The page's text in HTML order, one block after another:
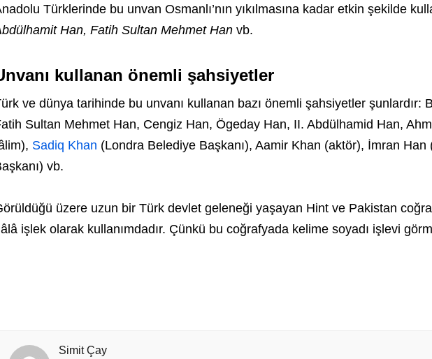
Türklerinde bu unvan Osmanlı’nın yıkılmasına kadar etkin şekilde
Han, Fatih Sultan Mehmet Hanvb.
kullanan önemli şahsiyetler
ve dünya tarihinde bu unvanı kullanan bazı önemli şahsiyetler şunlardır:
Sultan Mehmet Han, Cengiz Han, Ögeday Han, II. Abdülhamid Han,
Sadiq Khan (Londra Belediye Başkanı), Aamir Khan (aktör), İmran Han
vb.
üzere uzun bir Türk devlet geleneği yaşayan Hint ve Pakistan
işlek olarak kullanımdadır. Çünkü bu coğrafyada kelime soyadı işlevi
Simit Çay